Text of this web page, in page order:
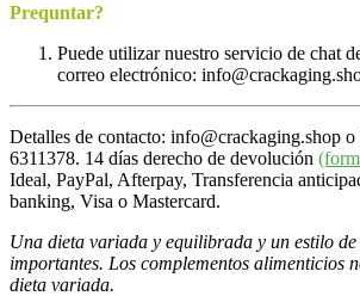
Prequntar?
Puede utilizar nuestro servicio de chat
correo electrónico:
Detalles de contacto: info@crackaging.shop
6311378. 14 días derecho de devolución
Ideal, PayPal, Afterpay, Transferencia
banking, Visa o Mastercard.
Una dieta variada y equilibrada y un estilo
importantes. Los complementos alimenticios
dieta variada.